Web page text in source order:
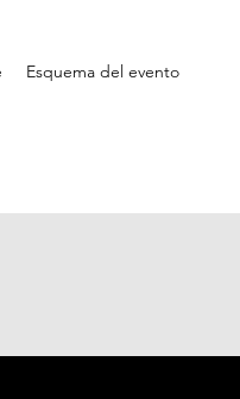
Esquema del evento